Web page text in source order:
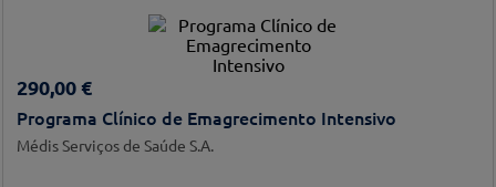
290,00 €
Programa Clínico de Emagrecimento Intensivo
Médis Serviços de Saúde S.A.